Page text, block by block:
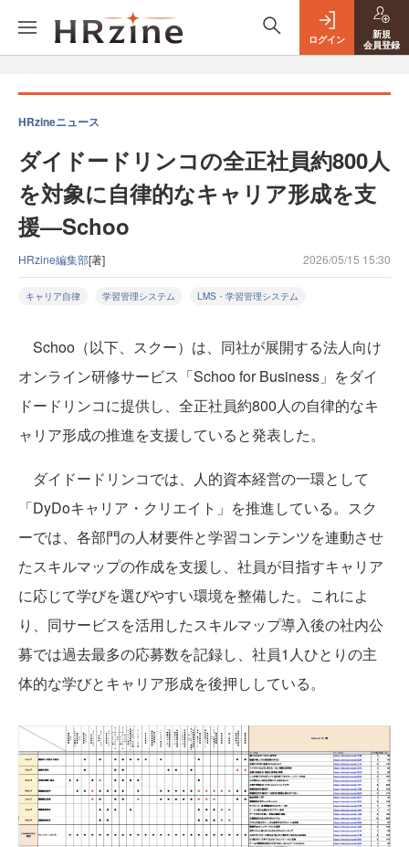
ログイン
新規
会員登録
HRzineニュース
ダイドードリンコの全正社員約800人
を対象に自律的なキャリア形成を支
援—Schoo
HRzine編集部[著] 2026/05/15 15:30
キャリア自律 学習管理システム LMS・学習管理システム
Schoo（以下、スクー）は、同社が展開する法人向け
オンライン研修サービス「Schoo for Business」をダイ
ドードリンコに提供し、全正社員約800人の自律的なキ
ャリア形成の推進を支援していると発表した。
ダイドードリンコでは、人的資本経営の一環として
「DyDoキャリア・クリエイト」を推進している。スク
ーでは、各部門の人材要件と学習コンテンツを連動させ
たスキルマップの作成を支援し、社員が目指すキャリア
に応じて学びを選びやすい環境を整備した。これによ
り、同サービスを活用したスキルマップ導入後の社内公
募では過去最多の応募数を記録し、社員1人ひとりの主
体的な学びとキャリア形成を後押ししている。